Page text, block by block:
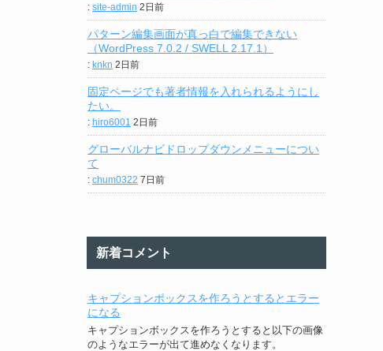
: site-admin 2日前
パターン編集画面が真っ白で編集できない
（WordPress 7.0.2 / SWELL 2.17.1）
: knkn 2日前
固定ページでも著者情報を入れられるようにし
たい。
: hiro6001 2日前
グローバルナビドロップダウンメニューについ
て
: chum0322 7日前
新着コメント
キャプションボックスを作ろうとするとエラー
になる
キャプションボックスを作ろうとすると以下の画像
のようなエラーが出て進めなくなります。